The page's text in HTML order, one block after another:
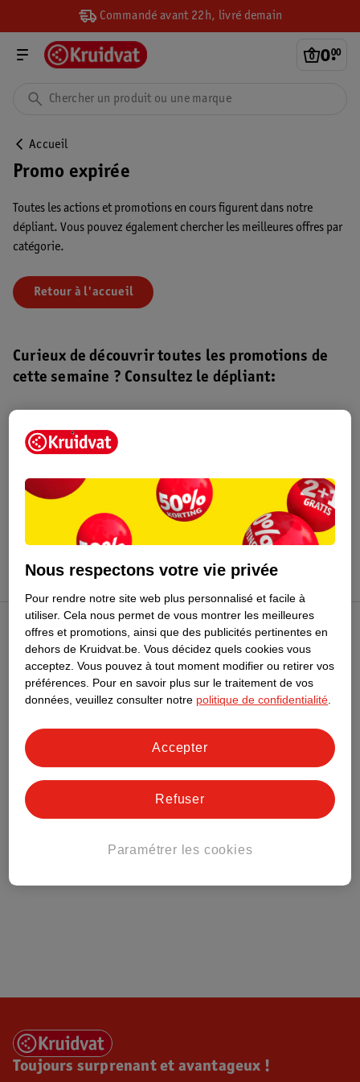
Commandé avant 22h, livré demain
0.
00
Accueil
Promo expirée
Toutes les actions et promotions en cours figurent dans notre
dépliant. Vous pouvez également chercher les meilleures offres par
catégorie.
Retour à l'accueil
Curieux de découvrir toutes les promotions de
cette semaine ? Consultez le dépliant:
Dépliant Kruidvat
Profitez-en
Club Kruidvat
Service Clientèle
Tout sur Kruidvat
Toujours surprenant et avantageux !
Nous respectons votre vie privée
Pour rendre notre site web plus personnalisé et facile à
utiliser. Cela nous permet de vous montrer les meilleures
offres et promotions, ainsi que des publicités pertinentes en
dehors de Kruidvat.be. Vous décidez quels cookies vous
acceptez. Vous pouvez à tout moment modifier ou retirer vos
préférences. Pour en savoir plus sur le traitement de vos
données, veuillez consulter notre politique de confidentialité.
Paramétrer les cookies
Refuser
Accepter